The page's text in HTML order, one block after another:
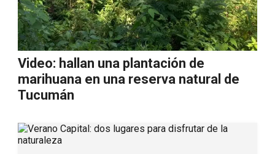
Video: hallan una plantación de
marihuana en una reserva natural de
Tucumán